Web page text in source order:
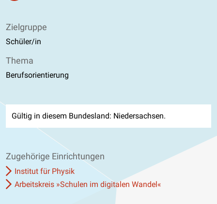
Zielgruppe
Schüler/in
Thema
Berufsorientierung
Gültig in diesem Bundesland: Niedersachsen.
Zugehörige Einrichtungen
Institut für Physik
Arbeitskreis »Schulen im digitalen Wandel«